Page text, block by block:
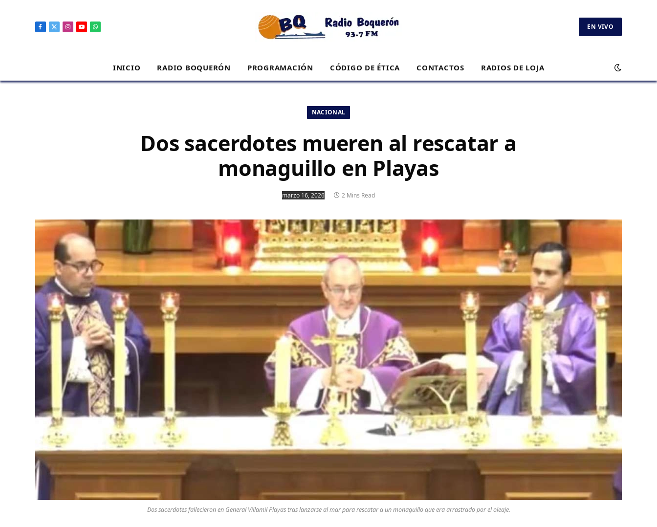
Facebook
X
Instagram
YouTubeWhatsApp EN VIVO
INICIO RADIO BOQUERÓN PROGRAMACIÓN CÓDIGO DE ÉTICA CONTACTOS RADIOS DE LOJA
NACIONAL
Dos sacerdotes mueren al rescatar a
monaguillo en Playas
marzo 16, 2026 2 Mins Read
Dos sacerdotes fallecieron en General Villamil Playas tras lanzarse al mar para rescatar a un monaguillo que era arrastrado por el oleaje.